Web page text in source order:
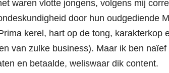
waren vlotte jongens, volgens mij
door hun oudgediende
kerel, hart op de tong, karakterkop
van zulke business). Maar ik ben
en betaalde, weliswaar dik content.